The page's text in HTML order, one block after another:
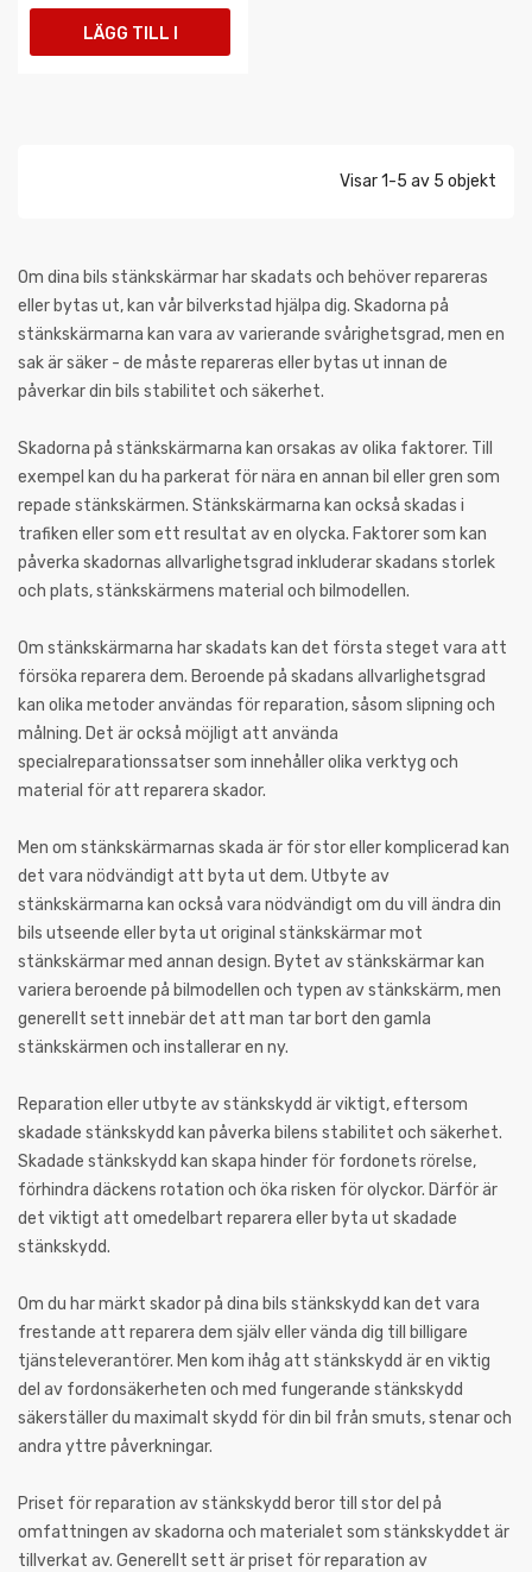
LÄGG TILL I
Visar 1-5 av 5 objekt
Om dina bils stänkskärmar har skadats och behöver repareras
eller bytas ut, kan vår bilverkstad hjälpa dig. Skadorna på
stänkskärmarna kan vara av varierande svårighetsgrad, men en
sak är säker - de måste repareras eller bytas ut innan de
påverkar din bils stabilitet och säkerhet.
Skadorna på stänkskärmarna kan orsakas av olika faktorer. Till
exempel kan du ha parkerat för nära en annan bil eller gren som
repade stänkskärmen. Stänkskärmarna kan också skadas i
trafiken eller som ett resultat av en olycka. Faktorer som kan
påverka skadornas allvarlighetsgrad inkluderar skadans storlek
och plats, stänkskärmens material och bilmodellen.
Om stänkskärmarna har skadats kan det första steget vara att
försöka reparera dem. Beroende på skadans allvarlighetsgrad
kan olika metoder användas för reparation, såsom slipning och
målning. Det är också möjligt att använda
specialreparationssatser som innehåller olika verktyg och
material för att reparera skador.
Men om stänkskärmarnas skada är för stor eller komplicerad kan
det vara nödvändigt att byta ut dem. Utbyte av
stänkskärmarna kan också vara nödvändigt om du vill ändra din
bils utseende eller byta ut original stänkskärmar mot
stänkskärmar med annan design. Bytet av stänkskärmar kan
variera beroende på bilmodellen och typen av stänkskärm, men
generellt sett innebär det att man tar bort den gamla
stänkskärmen och installerar en ny.
Reparation eller utbyte av stänkskydd är viktigt, eftersom
skadade stänkskydd kan påverka bilens stabilitet och säkerhet.
Skadade stänkskydd kan skapa hinder för fordonets rörelse,
förhindra däckens rotation och öka risken för olyckor. Därför är
det viktigt att omedelbart reparera eller byta ut skadade
stänkskydd.
Om du har märkt skador på dina bils stänkskydd kan det vara
frestande att reparera dem själv eller vända dig till billigare
tjänsteleverantörer. Men kom ihåg att stänkskydd är en viktig
del av fordonsäkerheten och med fungerande stänkskydd
säkerställer du maximalt skydd för din bil från smuts, stenar och
andra yttre påverkningar.
Priset för reparation av stänkskydd beror till stor del på
omfattningen av skadorna och materialet som stänkskyddet är
tillverkat av. Generellt sett är priset för reparation av